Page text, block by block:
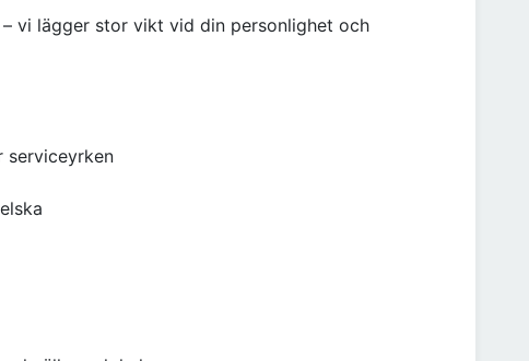
vi lägger stor vikt vid din personlighet och
serviceyrken